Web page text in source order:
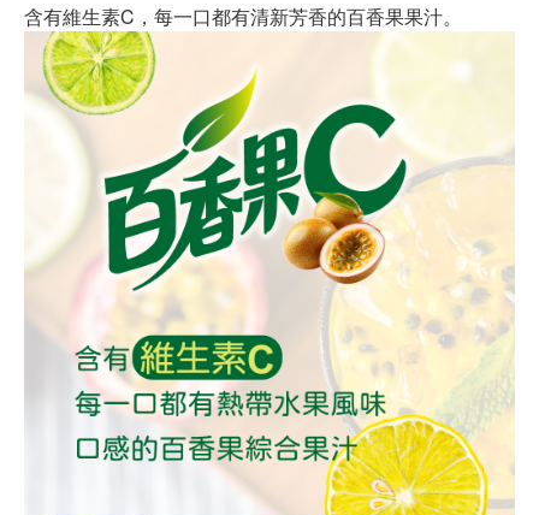
含有維生素C，每一口都有清新芳香的百香果果汁。